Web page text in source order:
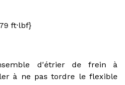
ft·lbf}
d'étrier de frein à
à ne pas tordre le flexible